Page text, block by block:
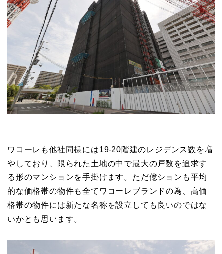
ワコーレも他社同様には19-20階建のレジデンス数を増
やしており、限られた土地の中で最大の戸数を追求す
る形のマンションを手掛けます。ただ億ションも平均
的な価格帯の物件も全てワコーレブランドの為、高価
格帯の物件には新たな名称を設立しても良いのではな
いかとも思います。